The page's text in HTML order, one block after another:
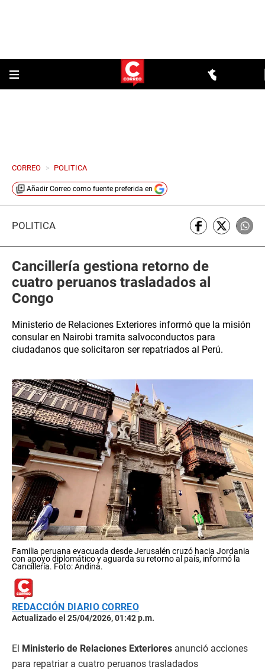
CORREO > POLITICA
Añadir Correo como fuente preferida en
POLÍTICA
Cancillería gestiona retorno de
cuatro peruanos trasladados al
Congo
Ministerio de Relaciones Exteriores informó que la misión
consular en Nairobi tramita salvoconductos para
ciudadanos que solicitaron ser repatriados al Perú.
Familia peruana evacuada desde Jerusalén cruzó hacia Jordania
con apoyo diplomático y aguarda su retorno al país, informó la
Cancillería. Foto: Andina.
REDACCIÓN DIARIO CORREO
Actualizado el 25/04/2026, 01:42 p.m.
El Ministerio de Relaciones Exteriores anunció acciones
para repatriar a cuatro peruanos trasladados